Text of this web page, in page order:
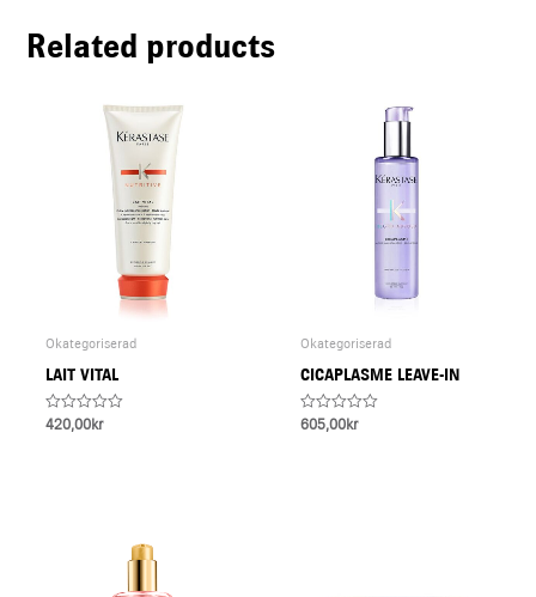
Related products
Okategoriserad
LAIT VITAL
Rated
420,00kr
Okategoriserad
CICAPLASME LEAVE-IN
Rated
605,00kr